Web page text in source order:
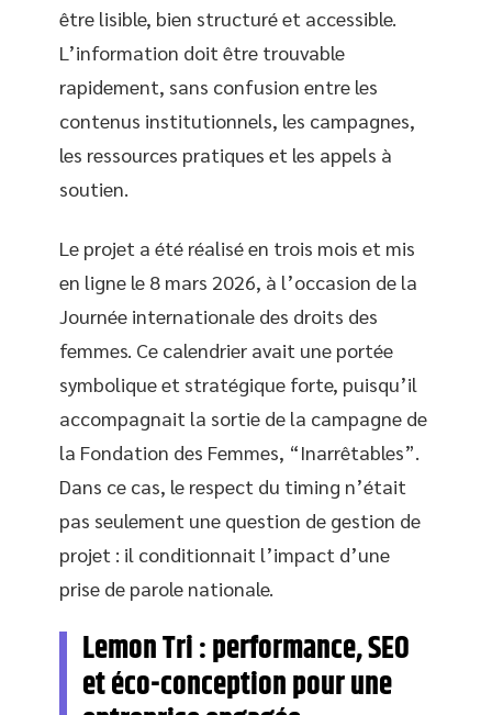
être lisible, bien structuré et accessible.
L’information doit être trouvable
rapidement, sans confusion entre les
contenus institutionnels, les campagnes,
les ressources pratiques et les appels à
soutien.
Le projet a été réalisé en trois mois et mis
en ligne le 8 mars 2026, à l’occasion de la
Journée internationale des droits des
femmes. Ce calendrier avait une portée
symbolique et stratégique forte, puisqu’il
accompagnait la sortie de la campagne de
la Fondation des Femmes, “Inarrêtables”.
Dans ce cas, le respect du timing n’était
pas seulement une question de gestion de
projet : il conditionnait l’impact d’une
prise de parole nationale.
Lemon Tri : performance, SEO
et éco-conception pour une